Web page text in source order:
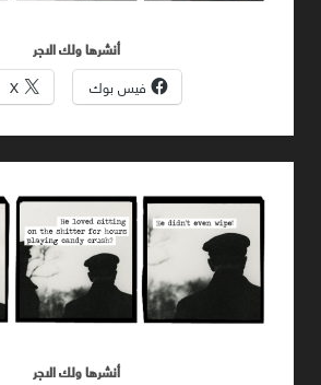
أنشرها ولك الاجر
فيس بوك X
أنشرها ولك الاجر